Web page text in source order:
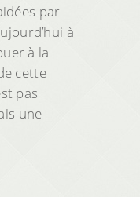
par
à
à la
cette
pas
une